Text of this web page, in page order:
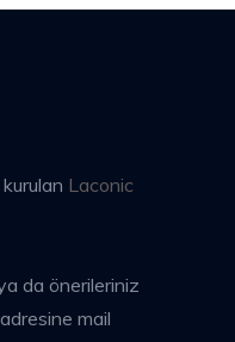
Laconic
da önerileriniz
mail